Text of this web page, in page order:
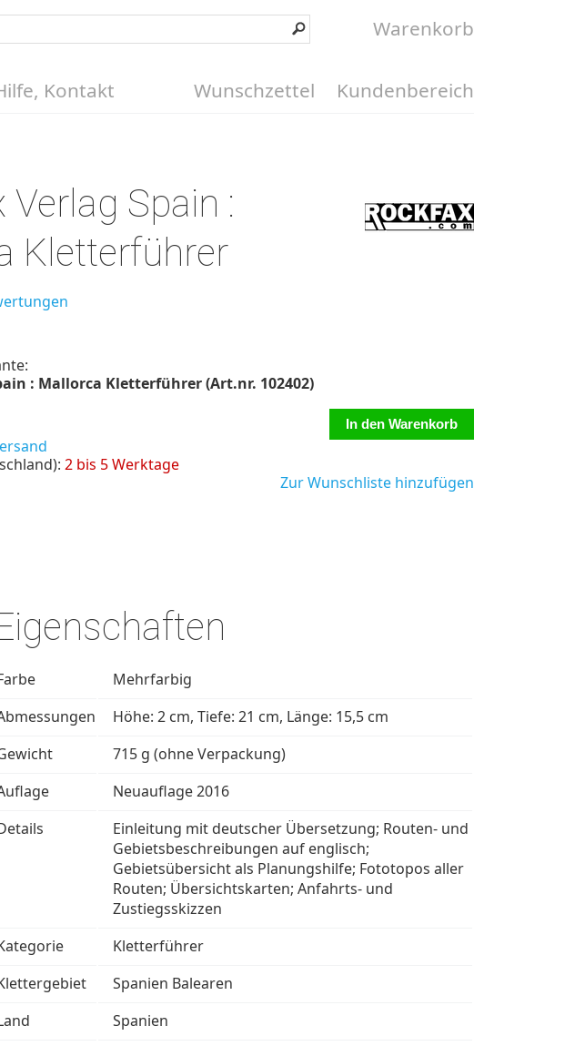
Warenkorb
Kontakt Kundenbereich
Wunschzettel
Verlag Spain :
Kletterführer
: Mallorca Kletterführer (Art.nr. 102402)
2 bis 5 Werktage
Zur Wunschliste hinzufügen
Mehrfarbig
Höhe: 2 cm, Tiefe: 21 cm, Länge: 15,5 cm
715 g (ohne Verpackung)
Neuauflage 2016
Einleitung mit deutscher Übersetzung; Routen- und
Gebietsbeschreibungen auf englisch;
Gebietsübersicht als Planungshilfe; Fototopos aller
Routen; Übersichtskarten; Anfahrts- und
Zustiegsskizzen
Kletterführer
Spanien Balearen
Spanien